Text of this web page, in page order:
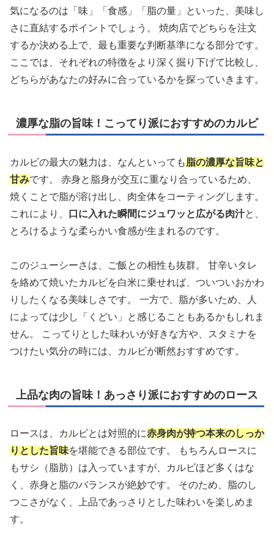
気になるのは「味」「食感」「脂の量」といった、美味し
さに直結するポイントでしょう。 焼肉店でどちらを注文
するか決める上で、最も重要な判断基準になる部分です。
ここでは、それぞれの特徴をより深く掘り下げて比較し、
どちらがあなたの好みに合っているかを探っていきます。
濃厚な脂の旨味！こってり派におすすめのカルビ
カルビの最大の魅力は、なんといっても脂の濃厚な旨味と
甘みです。 赤身と脂身が交互に重なり合っているため、
焼くことで脂が溶け出し、肉全体をコーティングします。
これにより、
口に入れた瞬間にジュワッと広がる肉汁と、
とろけるような柔らかい食感が生まれるのです。
このジューシーさは、ご飯との相性も抜群。 甘辛いタレ
を絡めて焼いたカルビを白米に乗せれば、ついついおかわ
りしたくなる美味しさです。 一方で、脂が多いため、人
によっては少し「くどい」と感じることもあるかもしれま
せん。 こってりとした味わいが好きな方や、スタミナを
つけたい気分の時には、カルビが断然おすすめです。
上品な肉の旨味！あっさり派におすすめのロース
ロースは、カルビとは対照的に赤身肉が持つ本来のしっか
りとした旨味を堪能できる部位です。 もちろんロースに
もサシ（脂肪）は入っていますが、カルビほど多くはな
く、赤身と脂のバランスが絶妙です。 そのため、脂のし
つこさがなく、上品であっさりとした味わいを楽しめま
す。